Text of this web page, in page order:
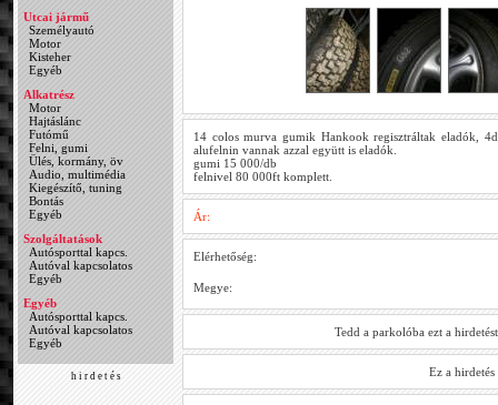
Utcai jármű
Személyautó
Motor
Kisteher
Egyéb
Alkatrész
Motor
Hajtáslánc
Futómű
Felni, gumi
Ülés, kormány, öv
Audio, multimédia
Kiegészítő, tuning
Bontás
Egyéb
Szolgáltatások
Autósporttal kapcs.
Autóval kapcsolatos
Egyéb
Egyéb
Autósporttal kapcs.
Autóval kapcsolatos
Egyéb
h i r d e t é s
14 colos murva gumik Hankook regisztráltak eladók,
alufelnin vannak azzal együtt is eladók.
gumi 15 000/db
felnivel 80 000ft komplett.
Ár:
Elérhetőség:
Megye:
Tedd a parkolóba ezt a
Ez a